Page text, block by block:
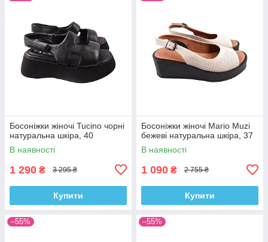
Босоніжки жіночі Tucino чорні
натуральна шкіра, 40
В наявності
1 290 ₴ 3 295 ₴
Купити
Босоніжки жіночі Mario Muzi
бежеві натуральна шкіра, 37
В наявності
1 090 ₴ 2 755 ₴
Купити
–55% –55%